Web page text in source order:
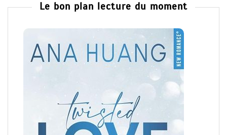
Le bon plan lecture du moment